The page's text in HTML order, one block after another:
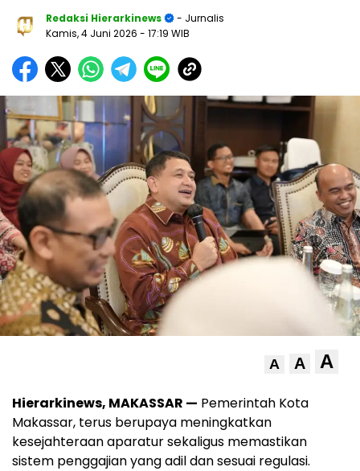
Redaksi Hierarkinews
- Jurnalis
Kamis, 4 Juni 2026 - 17:19 WIB
A A A
Hierarkinews, MAKASSAR — Pemerintah Kota
Makassar, terus berupaya meningkatkan
kesejahteraan aparatur sekaligus memastikan
sistem penggajian yang adil dan sesuai regulasi.